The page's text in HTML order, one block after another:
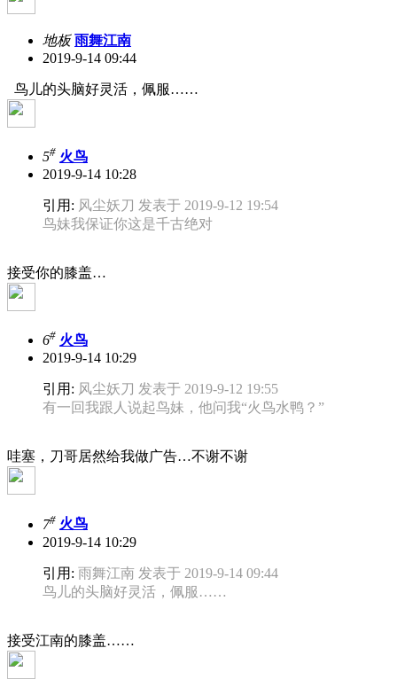
地板 雨舞江南
2019-9-14 09:44
鸟儿的头脑好灵活，佩服……
5# 火鸟
2019-9-14 10:28
引用: 风尘妖刀 发表于 2019-9-12 19:54
鸟妹我保证你这是千古绝对
接受你的膝盖…
6# 火鸟
2019-9-14 10:29
引用: 风尘妖刀 发表于 2019-9-12 19:55
有一回我跟人说起鸟妹，他问我“火鸟水鸭？”
哇塞，刀哥居然给我做广告…不谢不谢
7# 火鸟
2019-9-14 10:29
引用: 雨舞江南 发表于 2019-9-14 09:44
鸟儿的头脑好灵活，佩服……
接受江南的膝盖……